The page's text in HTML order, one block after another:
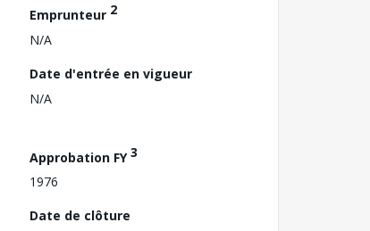
Emprunteur 2
N/A
Date d'entrée en vigueur
N/A
Approbation FY3
1976
Date de clôture